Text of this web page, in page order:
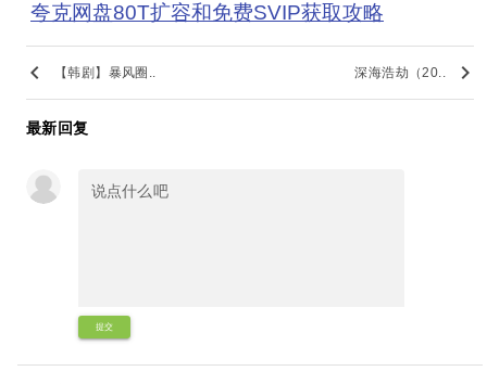
夸克网盘80T扩容和免费SVIP获取攻略
keyboard_arrow_left 【韩剧】暴风圈.. 深海浩劫（20.. keyboard_arrow_right
最新回复
提交